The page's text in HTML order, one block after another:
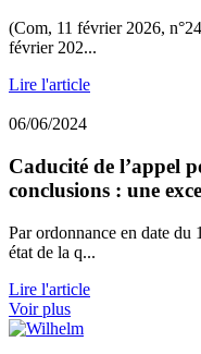
(Com, 11 février 2026,
février 202...
Lire l'article
06/06/2024
Caducité de l’appel
conclusions : une
Par ordonnance en date du
état de la q...
Lire l'article
Voir plus